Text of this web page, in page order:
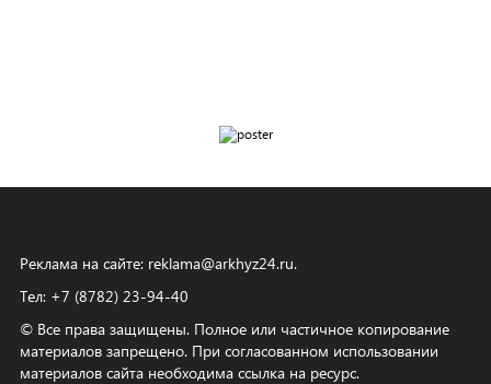
Реклама на сайте: reklama@arkhyz24.ru.
Тел: +7 (8782) 23‑94‑40
© Все права защищены. Полное или частичное копирование
материалов запрещено. При согласованном использовании
материалов сайта необходима ссылка на ресурс.